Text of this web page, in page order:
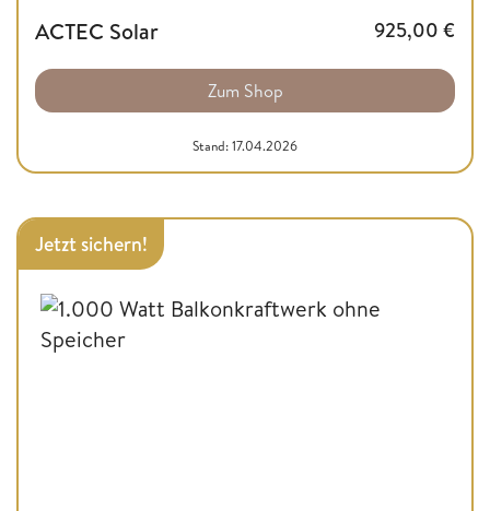
ACTEC Solar 925,00 €
Zum Shop
Stand: 17.04.2026
Jetzt sichern!